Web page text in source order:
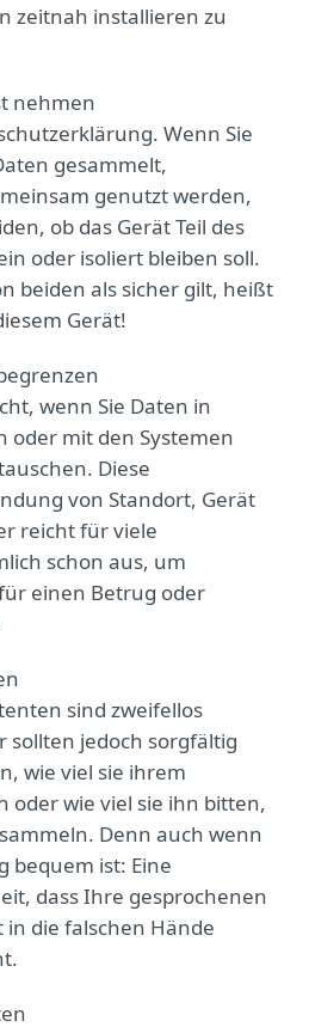
zeitnah installieren zu
nehmen
Wenn Sie
gesammelt,
genutzt werden,
ob das Gerät Teil des
oder isoliert bleiben soll.
beiden als sicher gilt, heißt
Gerät!
wenn Sie Daten in
oder mit den Systemen
Diese
von Standort, Gerät
reicht für viele
schon aus, um
einen Betrug oder
sind zweifellos
sollten jedoch sorgfältig
wie viel sie ihrem
oder wie viel sie ihn bitten,
Denn auch wenn
bequem ist: Eine
dass Ihre gesprochenen
die falschen Hände